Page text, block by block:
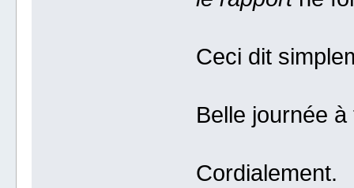
Ceci dit
Belle journée à
Cordialement.